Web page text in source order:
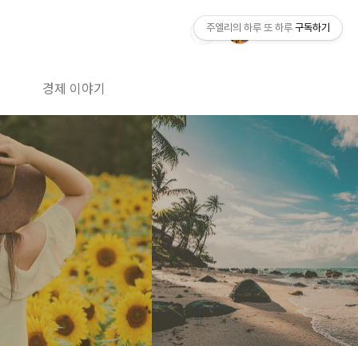
경제 이야기
주엘리의 하루 또 하루 구독하기